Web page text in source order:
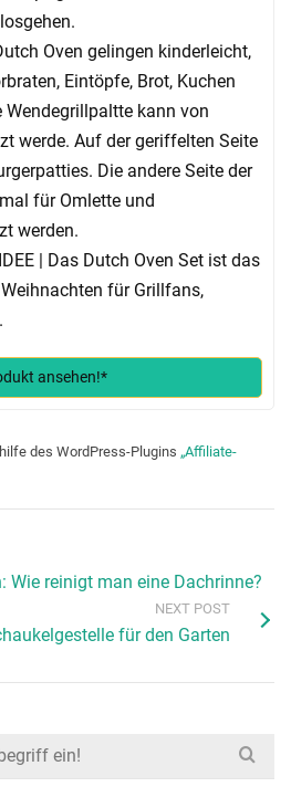
Oven gelingen kinderleicht,
Eintöpfe, Brot, Kuchen
Wendegrillpaltte kann von
werde. Auf der geriffelten Seite
Die andere Seite der
für Omlette und
werden.
| Das Dutch Oven Set ist das
für Grillfans,
ansehen!*
des WordPress-Plugins „Affiliate-
Wie reinigt man eine Dachrinne?
NEXT POST
für den Garten